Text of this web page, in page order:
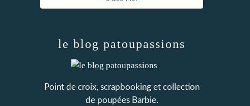
le blog patoupassions
Point de croix, scrapbooking et collection
de poupées Barbie.